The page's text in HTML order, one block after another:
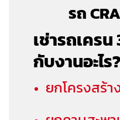
รถ
เช่ารถเครน
กับงานอะไร?
ยกโครงสร้